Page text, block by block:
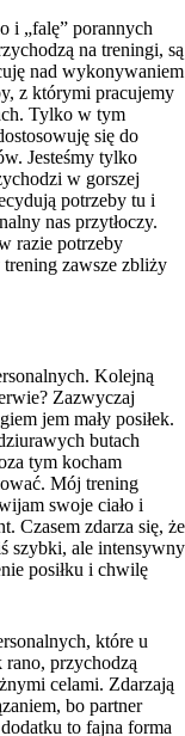
i „falę” porannych
na treningi, są
nad wykonywaniem
z którymi pracujemy
Tylko w tym
się do
Jesteśmy tylko
w gorszej
potrzeby tu i
nas przytłoczy.
razie potrzeby
trening zawsze zbliży
Kolejną
Zazwyczaj
jem mały posiłek.
butach
tym kocham
Mój trening
swoje ciało i
Czasem zdarza się, że
szybki, ale intensywny
posiłku i chwilę
które u
rano, przychodzą
celami. Zdarzają
bo partner
to fajna forma